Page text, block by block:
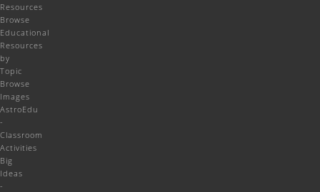
Resources
Browse
Educational
Resources
by
Topic
Browse
Images
AstroEdu
-
Classroom
Activities
Big
Ideas
-